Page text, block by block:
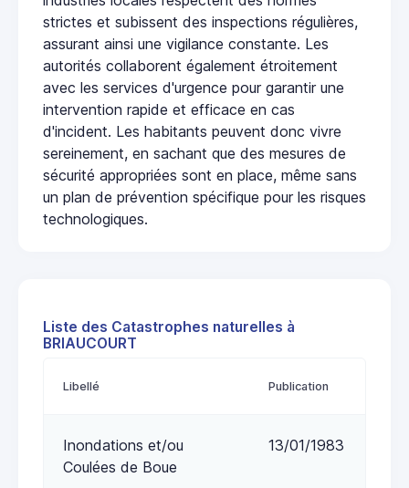
strictes et subissent des inspections régulières,
assurant ainsi une vigilance constante. Les
autorités collaborent également étroitement
avec les services d'urgence pour garantir une
intervention rapide et efficace en cas
d'incident. Les habitants peuvent donc vivre
sereinement, en sachant que des mesures de
sécurité appropriées sont en place, même sans
un plan de prévention spécifique pour les risques
technologiques.
Liste des Catastrophes naturelles à
BRIAUCOURT
Libellé Publication
Inondations et/ou
Coulées de Boue
13/01/1983